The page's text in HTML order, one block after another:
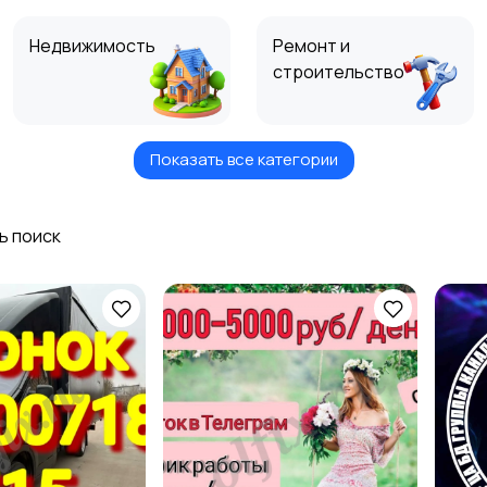
Недвижимость
Ремонт и
строительство
Хозяйство и уборка
Репетиторы и
Спорт и отдых Красота и здоровье
Для Бизнеса Животные
Показать все категории
поиск